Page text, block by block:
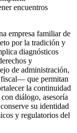
encuentros
empresa familiar de
por la tradición y
diagnósticos
y
de administración,
fiscal— que permitan
la continuidad
diálogo, asesoría
su identidad
y regulatorios del